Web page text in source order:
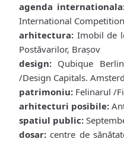
agenda
International
arhitectura: Imobil de
Postăvarilor, Braşov
design: Qubique
/Design Capitals.
patrimoniu: Felinarul /
arhitecturi posibile:
spatiul public:
dosar: centre de